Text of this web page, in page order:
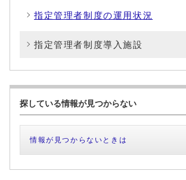
指定管理者制度の運用状況
指定管理者制度導入施設
探している情報が見つからない
情報が見つからないときは